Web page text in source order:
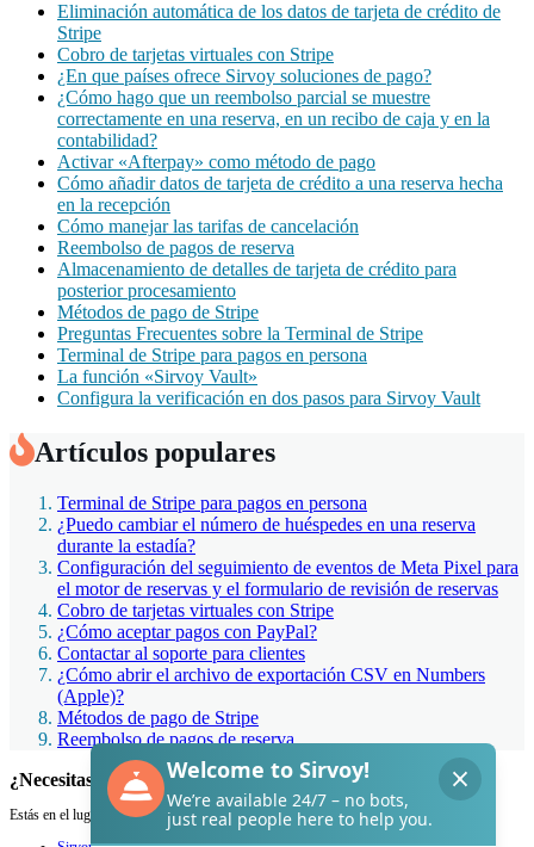
Eliminación automática de los datos de tarjeta de crédito de
Stripe
Cobro de tarjetas virtuales con Stripe
¿En que países ofrece Sirvoy soluciones de pago?
¿Cómo hago que un reembolso parcial se muestre
correctamente en una reserva, en un recibo de caja y en la
contabilidad?
Activar «Afterpay» como método de pago
Cómo añadir datos de tarjeta de crédito a una reserva hecha
en la recepción
Cómo manejar las tarifas de cancelación
Reembolso de pagos de reserva
Almacenamiento de detalles de tarjeta de crédito para
posterior procesamiento
Métodos de pago de Stripe
Preguntas Frecuentes sobre la Terminal de Stripe
Terminal de Stripe para pagos en persona
La función «Sirvoy Vault»
Configura la verificación en dos pasos para Sirvoy Vault
Artículos populares
Terminal de Stripe para pagos en persona
¿Puedo cambiar el número de huéspedes en una reserva
durante la estadía?
Configuración del seguimiento de eventos de Meta Pixel para
el motor de reservas y el formulario de revisión de reservas
Cobro de tarjetas virtuales con Stripe
¿Cómo aceptar pagos con PayPal?
Contactar al soporte para clientes
¿Cómo abrir el archivo de exportación CSV en Numbers
(Apple)?
Métodos de pago de Stripe
Reembolso de pagos de reserva
¿Necesitas ayuda con Sirvoy?
Estás en el lugar adecuado.